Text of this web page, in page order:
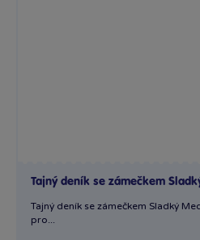
Tajný deník se zámečkem
Tajný deník se zámečkem Sladký
pro...